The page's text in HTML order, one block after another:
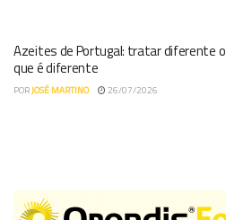
Azeites de Portugal: tratar diferente o
que é diferente
PORJOSÉ MARTINO 26/07/2026